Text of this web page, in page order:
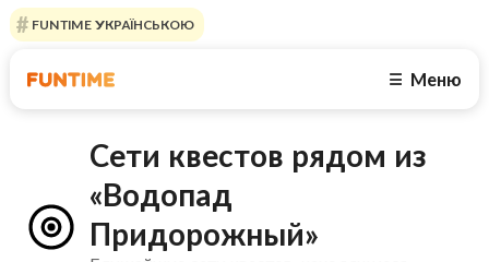
FUNTIME УКРАЇНСЬКОЮ
☰ Меню
Сети квестов рядом из
«Водопад
Придорожный»